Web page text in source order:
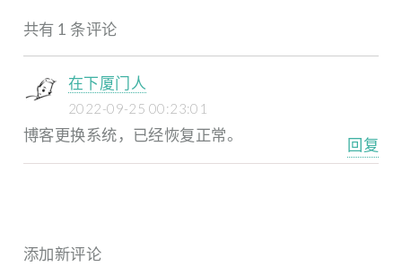
共有 1 条评论
在下厦门人
2022-09-25 00:23:01
博客更换系统，已经恢复正常。
回复
添加新评论